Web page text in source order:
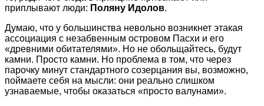
приплывают люди: Поляну Идолов.
Думаю, что у большинства невольно возникнет этакая
ассоциация с незабвенным островом Пасхи и его
«древними обитателями». Но не обольщайтесь, будут
камни. Просто камни. Но проблема в том, что через
парочку минут стандартного созерцания вы, возможно,
поймаете себя на мысли: они реально слишком
узнаваемые, чтобы оказаться «просто валунами».